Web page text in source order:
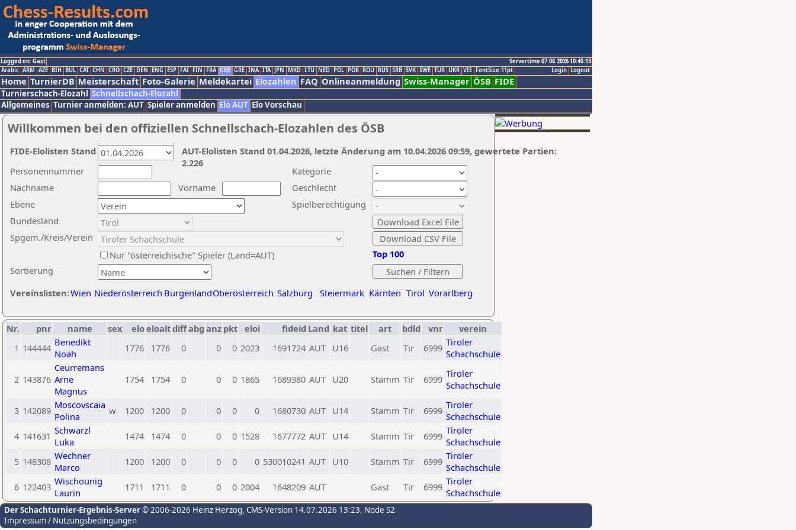
Logged on: Gast
Servertime 07.08.2026 10:40:13
Logout
Login
Arabic ARM AZE BIH BUL CAT CHN CRO CZE DEN ENG ESP FAI FIN FRA GER GRE INA ITA JPN MKD LTU NED POL POR ROU RUS SRB SVK SWE TUR UKR VIE FontSize:11pt
Home TurnierDB Meisterschaft Foto-Galerie Meldekartei Elozahlen FAQ Onlineanmeldung Swiss-Manager ÖSB FIDE
Turnierschach-Elozahl Schnellschach-Elozahl
Allgemeines Turnier anmelden: AUT Spieler anmelden Elo AUT Elo Vorschau
Willkommen bei den offiziellen Schnellschach-Elozahlen des ÖSB
Nachname
Vorname
Ebene
Kategorie
Sortierung
Personennummer
Bundesland
Spgem./Kreis/Verein
Geschlecht
Nur "österreichische" Spieler (Land=AUT)
Spielberechtigung
Vereinslisten:Wien Niederösterreich BurgenlandOberösterreich Salzburg Steiermark Kärnten Tirol Vorarlberg
Top 100
AUT-Elolisten Stand 01.04.2026, letzte Änderung am 10.04.2026 09:59, gewertete Partien:
2.226
FIDE-Elolisten Stand
Nr. pnr name sex eloeloaltdiffabg anz pkt eloi fideid Land kat titel art bdld vnr
verein
1 144444 Benedikt
Noah
1776 1776 0 0 0 2023 1691724 AUT U16 Gast Tir 6999 Tiroler
Schachschule
2 143876
Ceurremans
Arne
Magnus
1754 1754 0 0 0 1865 1689380 AUT U20 Stamm Tir 6999 Tiroler
Schachschule
3 142089 Moscovscaia
Polina
w 1200 1200 0 0 0 0 1680730 AUT U14 Stamm Tir 6999 Tiroler
Schachschule
4 141631 Schwarzl
Luka
1474 1474 0 0 0 1528 1677772 AUT U14 Stamm Tir 6999 Tiroler
Schachschule
5 148308 Wechner
Marco
1200 1200 0 0 0 0 530010241 AUT U10 Stamm Tir 6999 Tiroler
Schachschule
6 122403 Wischounig
Laurin
1711 1711 0 0 0 2004 1648209 AUT Gast Tir 6999 Tiroler
Schachschule
Der Schachturnier-Ergebnis-Server© 2006-2026 Heinz Herzog, CMS-Version 14.07.2026 13:23, Node S2
Impressum / Nutzungsbedingungen